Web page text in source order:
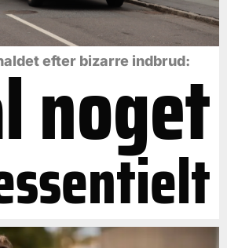
efter bizarre indbrud:
noget